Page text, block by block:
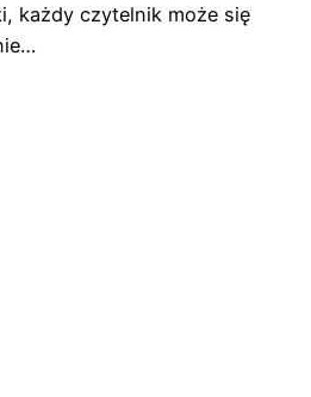
każdy czytelnik może się